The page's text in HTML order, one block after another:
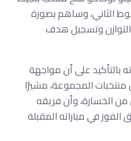
الثاني، وساهم بصورة
وتسجيل هدف
بالتأكيد على أن مواجهة
المجموعة، مشيرًا
الخسارة، وأن فريقه
في مباراته المقبلة